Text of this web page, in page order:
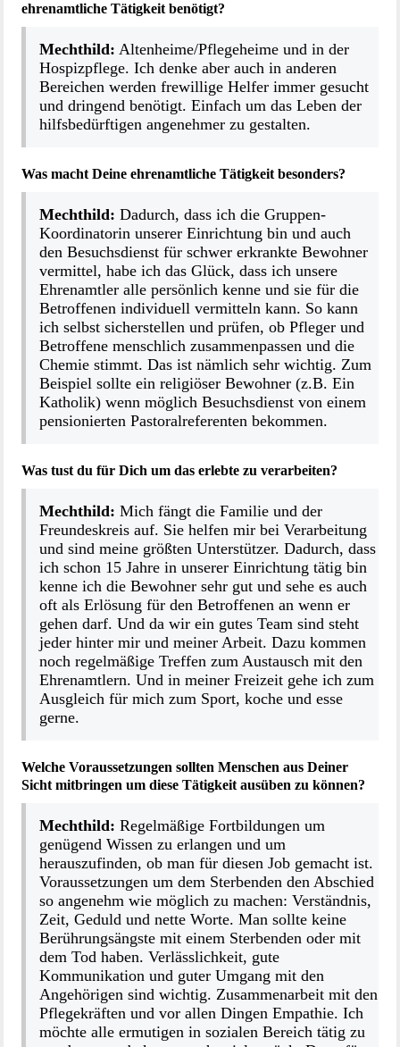
ehrenamtliche Tätigkeit benötigt?
Mechthild: Altenheime/Pflegeheime und in der
Hospizpflege. Ich denke aber auch in anderen
Bereichen werden frewillige Helfer immer gesucht
und dringend benötigt. Einfach um das Leben der
hilfsbedürftigen angenehmer zu gestalten.
Was macht Deine ehrenamtliche Tätigkeit besonders?
Mechthild:Dadurch, dass ich die Gruppen-
Koordinatorin unserer Einrichtung bin und auch
den Besuchsdienst für schwer erkrankte Bewohner
vermittel, habe ich das Glück, dass ich unsere
Ehrenamtler alle persönlich kenne und sie für die
Betroffenen individuell vermitteln kann. So kann
ich selbst sicherstellen und prüfen, ob Pfleger und
Betroffene menschlich zusammenpassen und die
Chemie stimmt. Das ist nämlich sehr wichtig. Zum
Beispiel sollte ein religiöser Bewohner (z.B. Ein
Katholik) wenn möglich Besuchsdienst von einem
pensionierten Pastoralreferenten bekommen.
Was tust du für Dich um das erlebte zu verarbeiten?
Mechthild: Mich fängt die Familie und der
Freundeskreis auf. Sie helfen mir bei Verarbeitung
und sind meine größten Unterstützer. Dadurch, dass
ich schon 15 Jahre in unserer Einrichtung tätig bin
kenne ich die Bewohner sehr gut und sehe es auch
oft als Erlösung für den Betroffenen an wenn er
gehen darf. Und da wir ein gutes Team sind steht
jeder hinter mir und meiner Arbeit. Dazu kommen
noch regelmäßige Treffen zum Austausch mit den
Ehrenamtlern. Und in meiner Freizeit gehe ich zum
Ausgleich für mich zum Sport, koche und esse
gerne.
Welche Voraussetzungen sollten Menschen aus Deiner
Sicht mitbringen um diese Tätigkeit ausüben zu können?
Mechthild:Regelmäßige Fortbildungen um
genügend Wissen zu erlangen und um
herauszufinden, ob man für diesen Job gemacht ist.
Voraussetzungen um dem Sterbenden den Abschied
so angenehm wie möglich zu machen: Verständnis,
Zeit, Geduld und nette Worte. Man sollte keine
Berührungsängste mit einem Sterbenden oder mit
dem Tod haben. Verlässlichkeit, gute
Kommunikation und guter Umgang mit den
Angehörigen sind wichtig. Zusammenarbeit mit den
Pflegekräften und vor allen Dingen Empathie. Ich
möchte alle ermutigen in sozialen Bereich tätig zu